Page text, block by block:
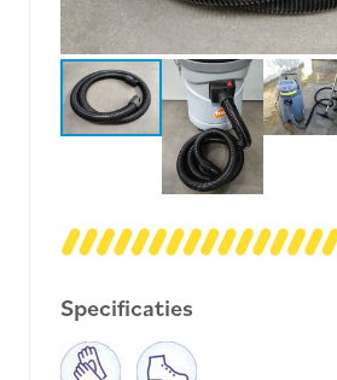
Specificaties